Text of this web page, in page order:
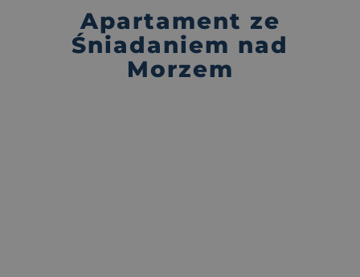
Apartament ze
Śniadaniem nad
Morzem